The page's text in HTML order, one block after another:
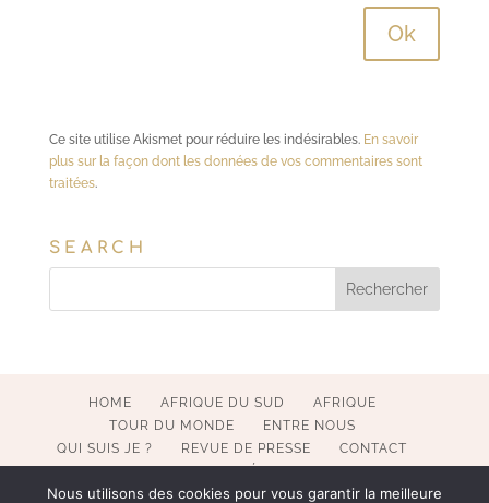
Ce site utilise Akismet pour réduire les indésirables. En savoir
plus sur la façon dont les données de vos commentaires sont
traitées.
SEARCH
HOME AFRIQUE DU SUD
AFRIQUE
TOUR DU MONDE
ENTRE NOUS
QUI SUIS JE ?
REVUE DE PRESSE
CONTACT
Nous utilisons des cookies pour vous garantir la meilleure